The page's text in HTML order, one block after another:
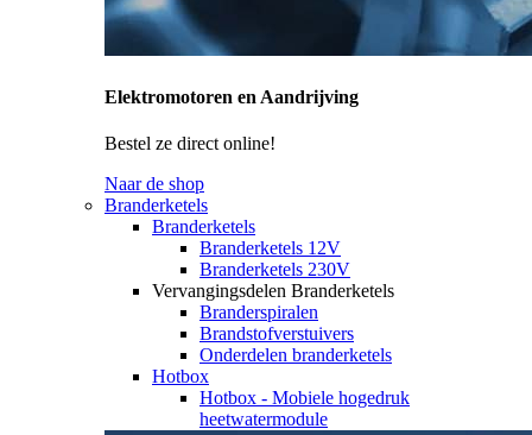
Elektromotoren en Aandrijving
Bestel ze direct online!
Naar de shop
Branderketels
Branderketels
Branderketels 12V
Branderketels 230V
Vervangingsdelen Branderketels
Branderspiralen
Brandstofverstuivers
Onderdelen branderketels
Hotbox
Hotbox - Mobiele hogedruk
heetwatermodule